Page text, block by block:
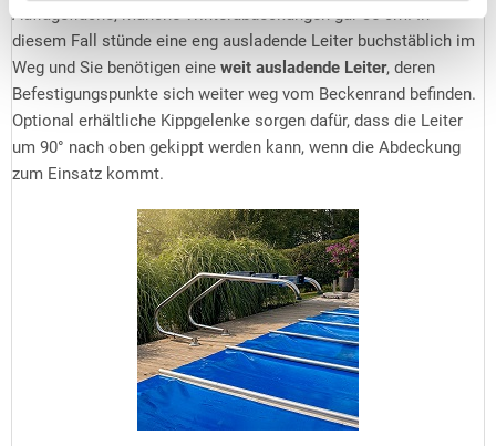
Auflagefläche, manche Winterabdeckungen gar 35 cm. In
diesem Fall stünde eine eng ausladende Leiter buchstäblich im
Weg und Sie benötigen eine weit ausladende Leiter, deren
Befestigungspunkte sich weiter weg vom Beckenrand befinden.
Optional erhältliche Kippgelenke sorgen dafür, dass die Leiter
um 90° nach oben gekippt werden kann, wenn die Abdeckung
zum Einsatz kommt.